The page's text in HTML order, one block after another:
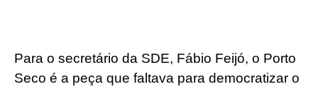
Para o secretário da SDE, Fábio Feijó, o Porto
Seco é a peça que faltava para democratizar o